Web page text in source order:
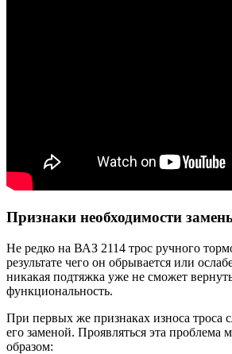
Признаки необходимости
Не редко на ВАЗ 2114 трос ручного
результате чего он обрывается или
никакая подтяжка уже не сможет
функциональность.
При первых же признаках износа троса
его заменой. Проявляться эта
образом: